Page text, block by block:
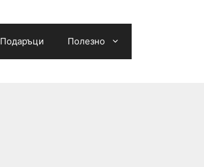
Подаръци Полезно